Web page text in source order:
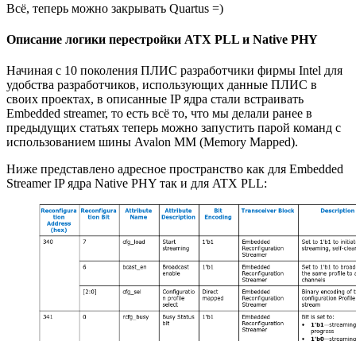
Всё, теперь можно закрывать Quartus =)
Описание логики перестройки ATX PLL и Native PHY
Начиная с 10 поколения ПЛИС разработчики фирмы Intel для
удобства разработчиков, использующих данные ПЛИС в
своих проектах, в описанные IP ядра стали встраивать
Embedded streamer, то есть всё то, что мы делали ранее в
предыдущих статьях теперь можно запустить парой команд с
использованием шины Avalon MM (Memory Mapped).
Ниже представлено адресное пространство как для Embedded
Streamer IP ядра Native PHY так и для ATX PLL: